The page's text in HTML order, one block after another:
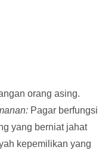
orang asing.
Pagar berfungsi
yang berniat jahat
kepemilikan yang